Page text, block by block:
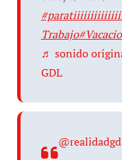
Trabajo
♬ sonido
GDL